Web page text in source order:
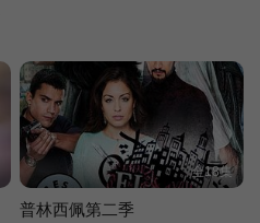
全18集
普林西佩第二季